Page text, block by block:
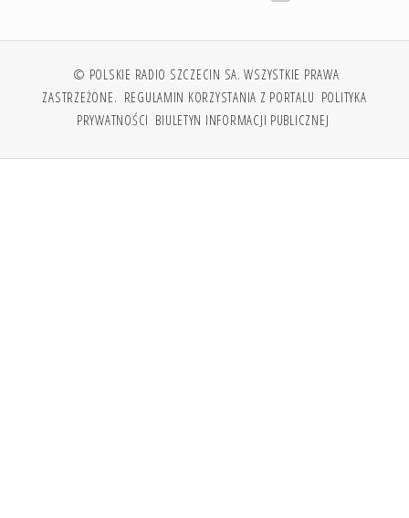
© POLSKIE RADIO SZCZECIN SA. WSZYSTKIE PRAWA
ZASTRZEŻONE. REGULAMIN KORZYSTANIA Z PORTALU POLITYKA
PRYWATNOŚCI BIULETYN INFORMACJI PUBLICZNEJ